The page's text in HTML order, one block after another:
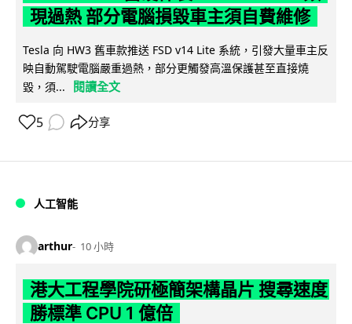
現過熱 部分電腦損毀車主須自費維修
Tesla 向 HW3 舊車款推送 FSD v14 Lite 系統，引發大量車主反
映自動駕駛電腦嚴重過熱，部分更觸發高溫保護甚至直接燒
毀，須...
閱讀全文
5 分享
人工智能
arthur 10 小時
港大工程學院研極簡架構晶片 搜尋速度
勝標準 CPU 1 億倍